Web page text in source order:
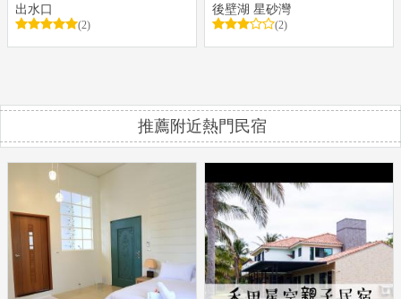
出水口
(2)
後壁湖 星砂灣
(2)
推薦附近熱門民宿